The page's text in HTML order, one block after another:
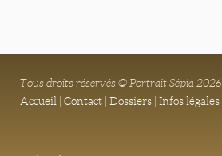
Tous droits réservés © Portrait Sépia 2026
Accueil
Contact Dossiers Infos légales